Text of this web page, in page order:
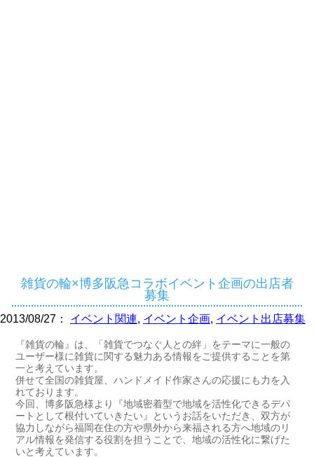
雑貨の輪×博多阪急コラボイベント企画の出店者
募集
2013/08/27： イベント関連, イベント企画, イベント出店募集
『雑貨の輪』は、「雑貨でつなぐ人との絆」をテーマに一般の
ユーザー様に雑貨に関する魅力ある情報をご提供することを第
一と考えています。
併せて全国の雑貨屋、ハンドメイド作家さんの応援にも力を入
れております。
今回、博多阪急様より
『地域密着型で地域を活性化できるデパ
ートとして根付いていきたい』 というお話をいただき、双方が
協力しながら福岡在住の方や県外から来福される方へ地域のリ
アル情報を発信する役割を担うことで、地域の活性化に繋げた
いと考えています。